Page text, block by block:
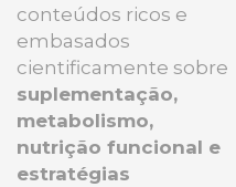
conteúdos ricos e
embasados
cientificamente sobre
suplementação,
metabolismo,
nutrição funcional e
estratégias